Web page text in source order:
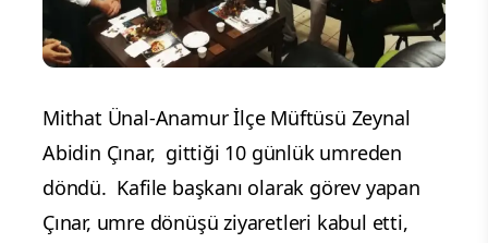
Mithat Ünal-Anamur İlçe Müftüsü Zeynal
Abidin Çınar, gittiği 10 günlük umreden
döndü. Kafile başkanı olarak görev yapan
Çınar, umre dönüşü ziyaretleri kabul etti,